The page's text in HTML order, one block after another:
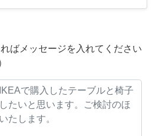
ばメッセージを入れてください